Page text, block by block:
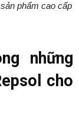
phẩm cao cấp
những
cho